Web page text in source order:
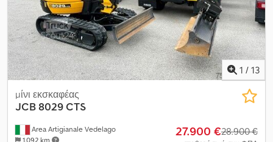
1 / 13
Area Artigianale Vedelago
1.092 km
μίνι εκσκαφέας
JCB8029 CTS
27.900 €28.900 €